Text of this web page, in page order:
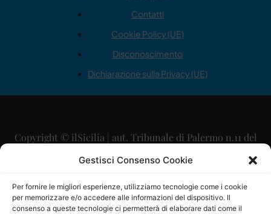
Gestisci Consenso Cookie
Per fornire le migliori esperienze, utilizziamo tecnologie come i cookie
per memorizzare e/o accedere alle informazioni del dispositivo. Il
consenso a queste tecnologie ci permetterà di elaborare dati come il
Contatti
Cookie Policy (UE)
Disconoscimento
Dichiarazione sulla Privacy (UE)
Copyright © ilSicilia | aut. Tribunale di Palermo n.11 del
29/09/2015
Direttore Editoriale: Maurizio Scaglione